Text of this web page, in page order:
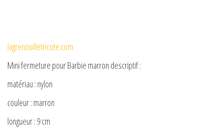
lagrenouilletricote.com
Mini fermeture pour Barbie marron descriptif :
matériau : nylon
couleur : marron
longueur : 9 cm